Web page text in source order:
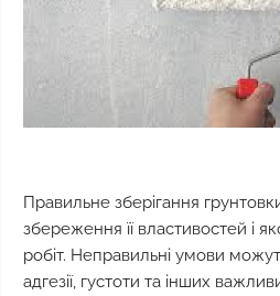
Правильне зберігання
збереження її властивостей і
робіт. Неправильні умови
адгезії, густоти та інших